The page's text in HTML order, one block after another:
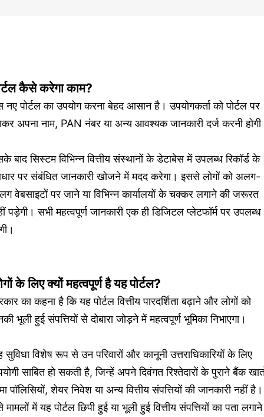
कैसे करेगा काम?
नए पोर्टल का उपयोग करना बेहद आसान है। उपयोगकर्ता को पोर्टल पर
अपना नाम, PAN नंबर या अन्य आवश्यक जानकारी दर्ज करनी
बाद सिस्टम विभिन्न वित्तीय संस्थानों के डेटाबेस में उपलब्ध रिकॉर्ड के
पर संबंधित जानकारी खोजने में मदद करेगा। इससे लोगों को अलग-
वेबसाइटों पर जाने या विभिन्न कार्यालयों के चक्कर लगाने की जरूरत
पड़ेगी। सभी महत्वपूर्ण जानकारी एक ही डिजिटल प्लेटफॉर्म पर उपलब्ध
के लिए क्यों महत्वपूर्ण है यह पोर्टल?
का कहना है कि यह पोर्टल वित्तीय पारदर्शिता बढ़ाने और लोगों को
भूली हुई संपत्तियों से दोबारा जोड़ने में महत्वपूर्ण भूमिका निभाएगा।
सुविधा विशेष रूप से उन परिवारों और कानूनी उत्तराधिकारियों के लिए
साबित हो सकती है, जिन्हें अपने दिवंगत रिश्तेदारों के पुराने बैंक
पॉलिसियों, शेयर निवेश या अन्य वित्तीय संपत्तियों की जानकारी नहीं है।
मामलों में यह पोर्टल छिपी हुई या भूली हुई वित्तीय संपत्तियों का पता